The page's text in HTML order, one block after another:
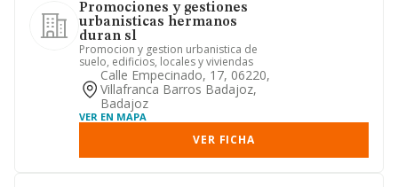
Promociones y gestiones
urbanisticas hermanos
duran sl
Promocion y gestion urbanistica de
suelo, edificios, locales y viviendas
Calle Empecinado, 17, 06220,
Villafranca Barros Badajoz,
Badajoz
VER EN MAPA
VER FICHA